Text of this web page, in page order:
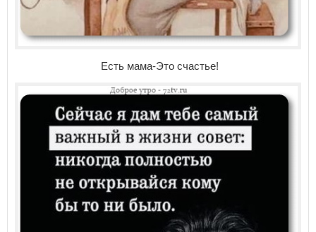
Есть мама-Это счастье!